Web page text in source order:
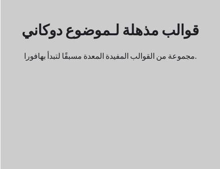
قوالب مذهلة لـموضوع دوكاني
مجموعة من القوالب المفيدة المعدة مسبقًا لتبدأ بها